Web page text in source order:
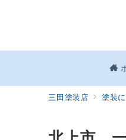
三田塗装店 塗装